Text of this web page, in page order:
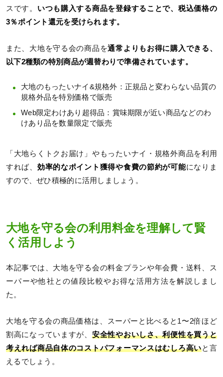
スです。 いつも購入する商品を登録することで、税込価格の
3％ポイント還元を受けられます。
また、大地を守る会の商品を通常よりもお得に購入できる、
以下2種類の特別商品が週替わりで準備されています。
大地のもったいナイ&規格外：正規品と変わらない品質の
規格外品を特別価格で販売
Web限定わけあり超得品：賞味期限が近い商品などのわ
けあり品を数量限定で販売
「大地らくトクお届け」やもったいナイ・規格外商品を利用
すれば、 効率的なポイント獲得や食費の節約が可能になりま
すので、ぜひ積極的に活用しましょう。
大地を守る会の利用料金を理解して賢
く活用しよう
本記事では、大地を守る会の料金プランや年会費・送料、ス
ーパーや他社との値段比較やお得な活用方法を解説しまし
た。
大地を守る会の商品価格は、スーパーと比べると1〜2倍ほど
割高になっていますが、 安全性やおいしさ、利便性を買うと
考えれば商品自体のコストパフォーマンスはむしろ高いと言
えるでしょう。